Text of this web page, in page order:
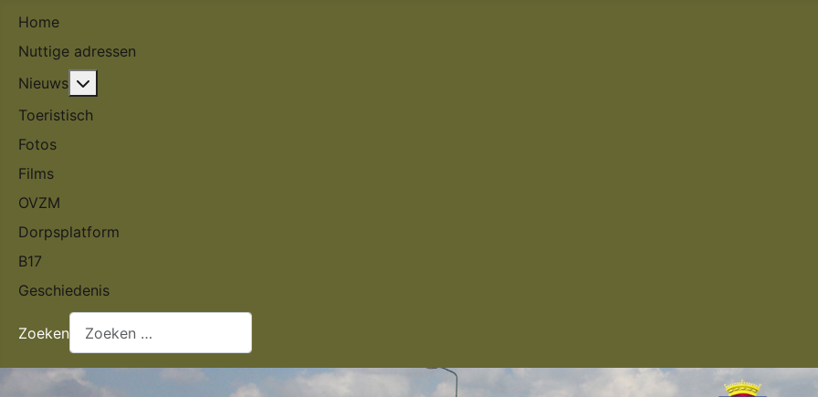
Home
Nuttige adressen
Nieuws
Toeristisch
Fotos
Films
OVZM
Dorpsplatform
B17
Geschiedenis
Zoeken